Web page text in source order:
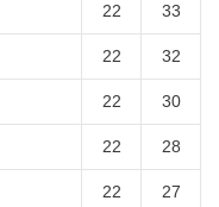
22 33
22 32
22 30
22 28
22 27